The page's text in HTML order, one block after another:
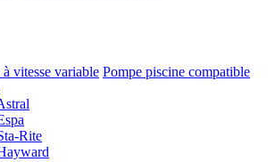
vitesse variable Pompe piscine compatible
Rite